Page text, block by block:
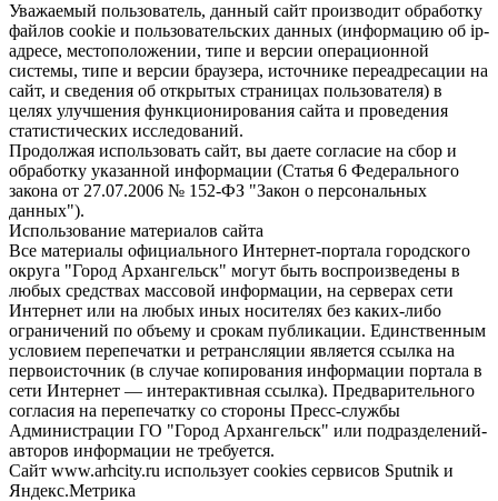
Уважаемый пользователь, данный сайт производит обработку
файлов cookie и пользовательских данных (информацию об ip-
адресе, местоположении, типе и версии операционной
системы, типе и версии браузера, источнике переадресации на
сайт, и сведения об открытых страницах пользователя) в
целях улучшения функционирования сайта и проведения
статистических исследований.
Продолжая использовать сайт, вы даете согласие на сбор и
обработку указанной информации (Статья 6 Федерального
закона от 27.07.2006 № 152-ФЗ "Закон о персональных
данных").
Использование материалов сайта
Все материалы официального Интернет-портала городского
округа "Город Архангельск" могут быть воспроизведены в
любых средствах массовой информации, на серверах сети
Интернет или на любых иных носителях без каких-либо
ограничений по объему и срокам публикации. Единственным
условием перепечатки и ретрансляции является ссылка на
первоисточник (в случае копирования информации портала в
сети Интернет — интерактивная ссылка). Предварительного
согласия на перепечатку со стороны Пресс-службы
Администрации ГО "Город Архангельск" или подразделений-
авторов информации не требуется.
Сайт www.arhcity.ru использует cookies сервисов Sputnik и
Яндекс.Метрика